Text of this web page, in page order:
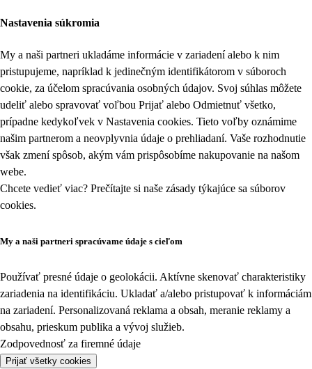
Nastavenia súkromia
My a naši partneri ukladáme informácie v zariadení alebo k nim
pristupujeme, napríklad k jedinečným identifikátorom v súboroch
cookie, za účelom spracúvania osobných údajov. Svoj súhlas môžete
udeliť alebo spravovať voľbou Prijať alebo Odmietnuť všetko,
prípadne kedykoľvek v Nastavenia cookies. Tieto voľby oznámime
našim partnerom a neovplyvnia údaje o prehliadaní. Vaše rozhodnutie
však zmení spôsob, akým vám prispôsobíme nakupovanie na našom
webe.
Chcete vedieť viac? Prečítajte si naše zásady týkajúce sa súborov
cookies.
My a naši partneri spracúvame údaje s cieľom
Používať presné údaje o geolokácii. Aktívne skenovať charakteristiky
zariadenia na identifikáciu. Ukladať a/alebo pristupovať k informáciám
na zariadení. Personalizovaná reklama a obsah, meranie reklamy a
obsahu, prieskum publika a vývoj služieb.
Zodpovednosť za firemné údaje
Prijať všetky cookies